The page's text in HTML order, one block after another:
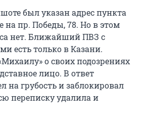
был указан адрес пункта
на пр. Победы, 78. Но в этом
нет. Ближайший ПВЗ с
есть только в Казани.
о своих подозрениях
лицо. В ответ
на грубость и заблокировал
переписку удалила и